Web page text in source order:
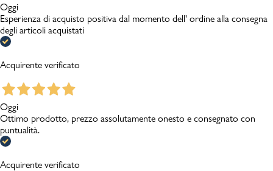
Oggi
Esperienza di acquisto positiva dal momento dell' ordine alla consegna
degli articoli acquistati
Acquirente verificato
Oggi
Ottimo prodotto, prezzo assolutamente onesto e consegnato con
puntualità.
Acquirente verificato